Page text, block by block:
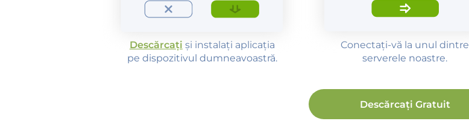
Descărcați și instalați aplicația
pe dispozitivul dumneavoastră.
Conectați-vă la unul dintre
serverele noastre.
Descărcați Gratuit